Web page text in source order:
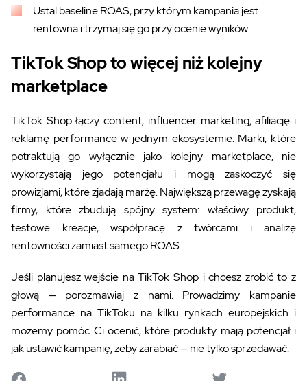
Ustal baseline ROAS, przy którym kampania jest
rentowna i trzymaj się go przy ocenie wyników
TikTok Shop to więcej niż kolejny
marketplace
TikTok Shop łączy content, influencer marketing, afiliację i
reklamę performance w jednym ekosystemie. Marki, które
potraktują go wyłącznie jako kolejny marketplace, nie
wykorzystają jego potencjału i mogą zaskoczyć się
prowizjami, które zjadają marżę. Największą przewagę zyskają
firmy, które zbudują spójny system: właściwy produkt,
testowe kreacje, współpracę z twórcami i analizę
rentowności zamiast samego ROAS.
Jeśli planujesz wejście na TikTok Shop i chcesz zrobić to z
głową — porozmawiaj z nami. Prowadzimy kampanie
performance na TikToku na kilku rynkach europejskich i
możemy pomóc Ci ocenić, które produkty mają potencjał i
jak ustawić kampanię, żeby zarabiać — nie tylko sprzedawać.